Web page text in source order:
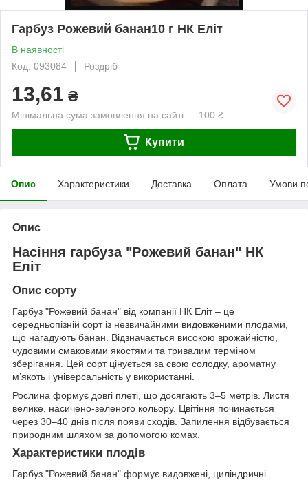
Гарбуз Рожевий банан10 г НК Еліт
В наявності
Код: 093084
Роздріб
13,61 ₴
Мінімальна сума замовлення на сайті — 100 ₴
Купити
Опис Характеристики Доставка Оплата Умови
Опис
Насіння гарбуза "Рожевий банан" НК
Еліт
Опис сорту
Гарбуз "Рожевий банан" від компанії НК Еліт – це
середньопізній сорт із незвичайними видовженими плодами,
що нагадують банан. Відзначається високою врожайністю,
чудовими смаковими якостями та тривалим терміном
зберігання. Цей сорт цінується за свою солодку, ароматну
м’якоть і універсальність у використанні.
Рослина формує довгі плеті, що досягають 3–5 метрів. Листя
велике, насичено-зеленого кольору. Цвітіння починається
через 30–40 днів після появи сходів. Запилення відбувається
природним шляхом за допомогою комах.
Характеристики плодів
Гарбуз "Рожевий банан" формує видовжені, циліндричні